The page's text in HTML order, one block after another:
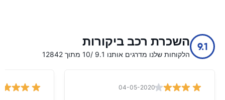
9.1 השכרת רכב ביקורות
הלקוחות שלנו מדרגים אותנו 9.1 /10 מתוך 12842
04-05-2020